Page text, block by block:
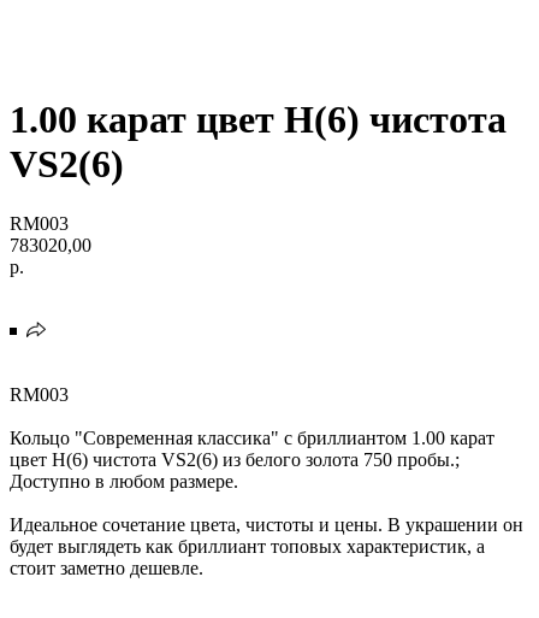
1.00 карат цвет H(6) чистота
VS2(6)
RM003
783020,00
р.
RM003
Кольцо "Современная классика" с бриллиантом 1.00 карат
цвет H(6) чистота VS2(6) из белого золота 750 пробы.;
Доступно в любом размере.
Идеальное сочетание цвета, чистоты и цены. В украшении он
будет выглядеть как бриллиант топовых характеристик, а
стоит заметно дешевле.